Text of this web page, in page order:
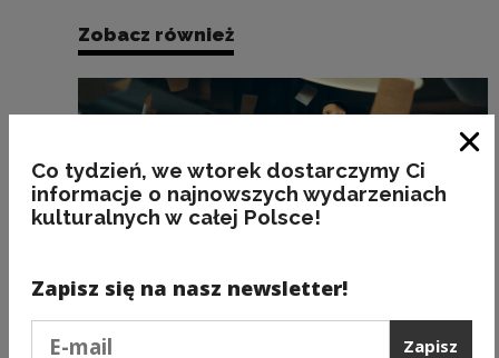
Zobacz również
Co tydzień, we wtorek dostarczymy Ci
informacje o najnowszych wydarzeniach
kulturalnych w całej Polsce!
Zapisz się na nasz newsletter!
Zapisz